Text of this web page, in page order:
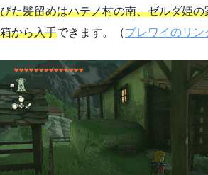
びた髪留めはハテノ村の南、ゼルダ姫
箱から入手できます。（ブレワイのリン